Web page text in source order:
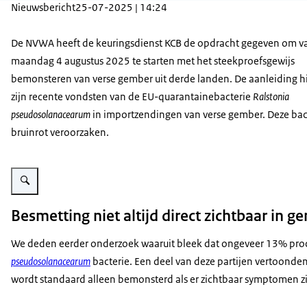
Nieuwsbericht25-07-2025 | 14:24
De NVWA heeft de keuringsdienst KCB de opdracht gegeven om
maandag 4 augustus 2025 te starten met het steekproefsgewijs
bemonsteren van verse gember uit derde landen. De aanleiding
zijn recente vondsten van de EU-quarantainebacterie Ralstonia
pseudosolanacearum in importzendingen van verse gember. Deze
bruinrot veroorzaken.
Vergroot afbeelding bemonsteren van verse gember
Besmetting niet altijd direct zichtbaar in
We deden eerder onderzoek waaruit bleek dat ongeveer 13%
pseudosolanacearum bacterie. Een deel van deze partijen
wordt standaard alleen bemonsterd als er zichtbaar symptomen